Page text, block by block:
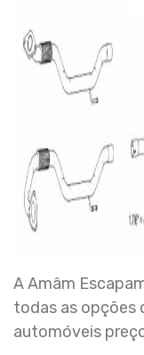
A Amâm
todas as opções
automóveis